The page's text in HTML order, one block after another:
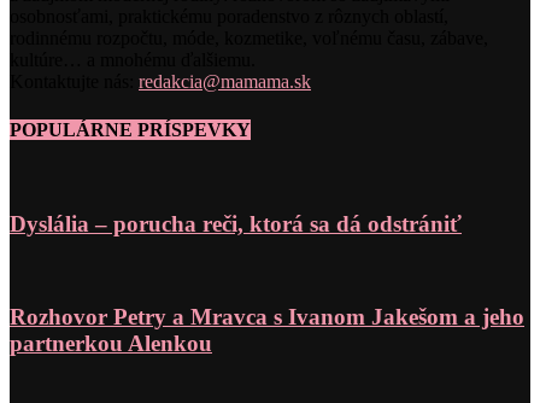
redakcia@mamama.sk
POPULÁRNE PRÍSPEVKY
Dyslália – porucha reči, ktorá sa dá odstrániť
Rozhovor Petry a Mravca s Ivanom Jakešom a jeho
partnerkou Alenkou